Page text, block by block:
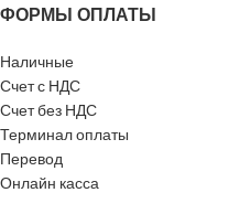
Страна-
ФОРМЫ ОПЛАТЫ
Наличные
Счет с НДС
Счет без НДС
Терминал оплаты
Перевод
Онлайн касса